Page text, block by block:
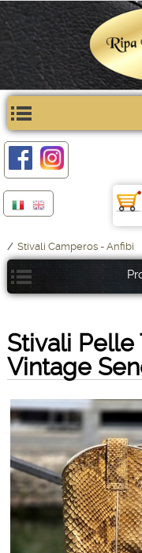
/ Stivali Camperos - Anfibi
Stivali Pelle
Vintage